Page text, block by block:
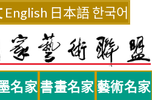
English 日本語한국어
名家 書畫名家 藝術名家